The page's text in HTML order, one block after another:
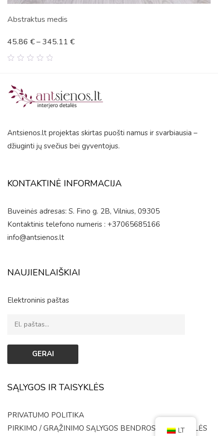
Abstraktus medis
5
45.86 €–345.11 €
Antsienos.lt projektas skirtas puošti namus ir svarbiausia –
džiuginti jų svečius bei gyventojus.
KONTAKTINĖ INFORMACIJA
Buveinės adresas: S. Fino g. 2B, Vilnius, 09305
Kontaktinis telefono numeris : +37065685166
info@antsienos.lt
NAUJIENLAIŠKIAI
Elektroninis paštas
SĄLYGOS IR TAISYKLĖS
PRIVATUMO POLITIKA
PIRKIMO / GRĄŽINIMO SĄLYGOS BENDROSIOS TAISYKLĖS
LT